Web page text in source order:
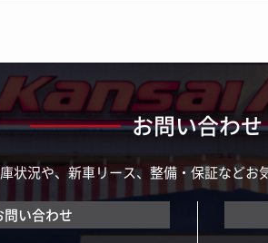
お問い合わせ
状況や、新車リース、整備・保証などお
い合わせ